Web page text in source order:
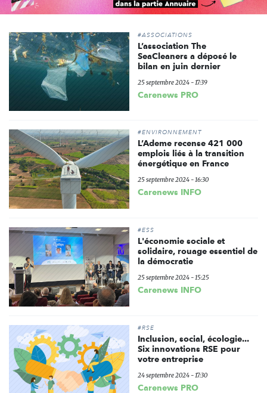
#ASSOCIATIONS
L’association The
SeaCleaners a déposé le
bilan en juin dernier
25 septembre 2024 - 17:39
Carenews PRO
#ENVIRONNEMENT
L’Ademe recense 421 000
emplois liés à la transition
énergétique en France
25 septembre 2024 - 16:30
Carenews INFO
#ESS
L'économie sociale et
solidaire, rouage essentiel de
la démocratie
25 septembre 2024 - 15:25
Carenews INFO
#RSE
Inclusion, social, écologie...
Six innovations RSE pour
votre entreprise
24 septembre 2024 - 17:30
Carenews PRO